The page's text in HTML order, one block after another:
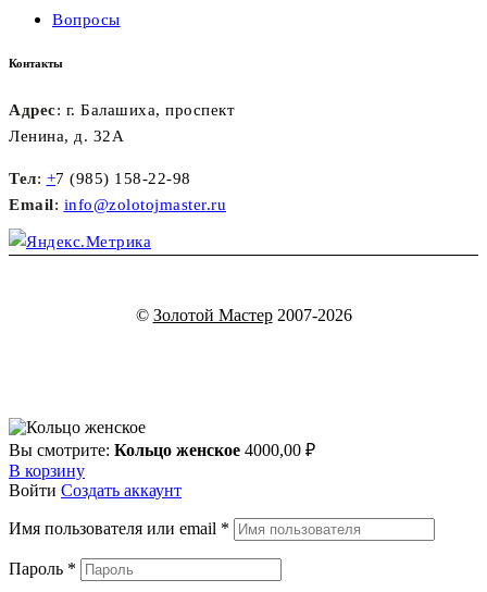
Вопросы
Контакты
Адрес: г. Балашиха, проспект
Ленина, д. 32А
Тел: +7 (985) 158-22-98
Email: info@zolotojmaster.ru
© Золотой Мастер2007-2026
Вы смотрите: Кольцо женское 4000,00 ₽
В корзину
Войти Создать аккаунт
Имя пользователя или email *
Пароль *